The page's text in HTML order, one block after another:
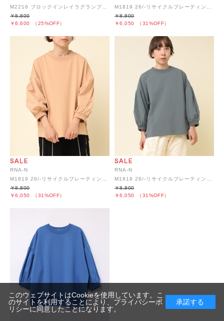
M2216 ブロックインレイラグランプルオーバー
￥6,600 （25%OFF）
￥8,800
M1819 26/-リサイクルプレーティング布帛コンビプルオーバー
￥6,050 （31%OFF）
￥8,800
RNA-N
￥6,050 （31%OFF）
￥8,800
RNA-N
￥6,050 （31%OFF）
￥8,800
このウェブサイトはCookieを使用しています。こ
のサイトを利用することにより、 プライバシーポ
リシーに同意したことになります。
承諾する